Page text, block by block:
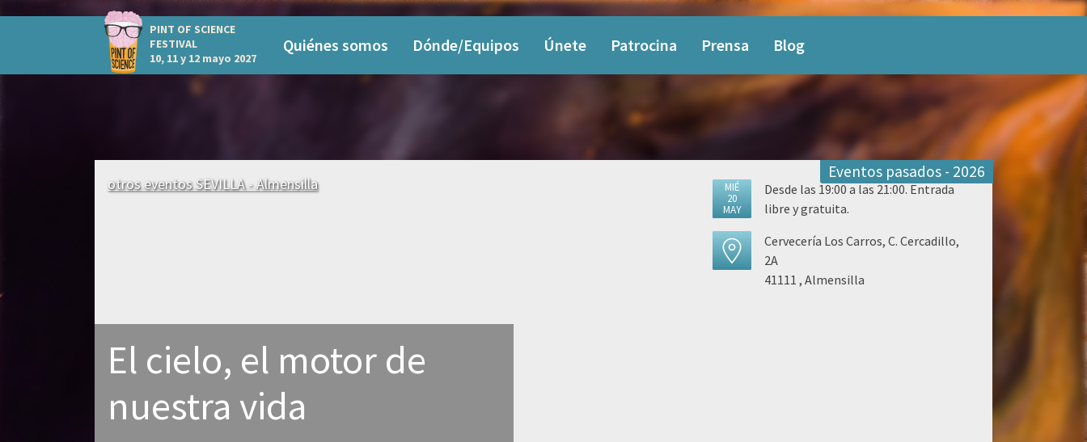
PINT OF SCIENCE
FESTIVAL
10, 11 y 12 mayo 2027
Quiénes somos Dónde/Equipos Únete Patrocina Prensa Blog
otros eventos SEVILLA - Almensilla
El cielo, el motor de
nuestra vida
Eventos pasados - 2026
MIÉ
20
MAY
Desde las 19:00 a las 21:00. Entrada
libre y gratuita.
Cervecería Los Carros, C. Cercadillo,
2A
41111 , Almensilla